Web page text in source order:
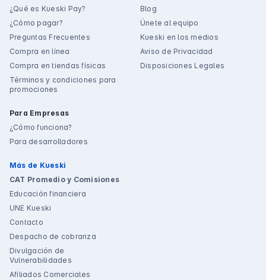
¿Qué es Kueski Pay?
¿Cómo pagar?
Preguntas Frecuentes
Compra en línea
Compra en tiendas físicas
Términos y condiciones para
promociones
Para Empresas
¿Cómo funciona?
Para desarrolladores
Blog
Únete al equipo
Kueski en los medios
Aviso de Privacidad
Disposiciones Legales
Más de Kueski
CAT Promedio y Comisiones
Educación financiera
UNE Kueski
Contacto
Despacho de cobranza
Divulgación de
Vulnerabilidades
Afiliados Comerciales